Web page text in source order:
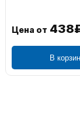
Цена от
В